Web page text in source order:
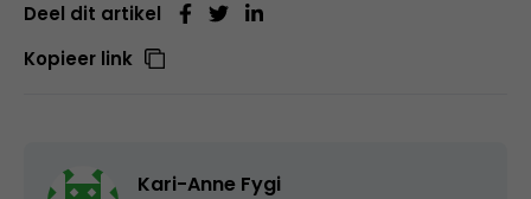
Deel dit artikel
Kopieer link
Kari-Anne Fygi